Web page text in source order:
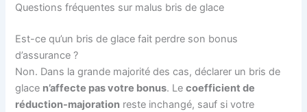
Questions fréquentes sur malus bris de glace
Est-ce qu’un bris de glace fait perdre son bonus
d’assurance ?
Non. Dans la grande majorité des cas, déclarer un bris de
glace n’affecte pas votre bonus. Lecoefficient de
réduction-majoration reste inchangé, sauf si votre